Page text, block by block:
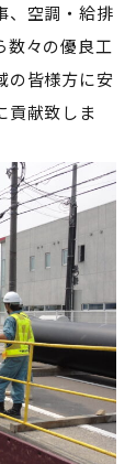
、空調・給排
数々の優良工
の皆様方に安
貢献致しま